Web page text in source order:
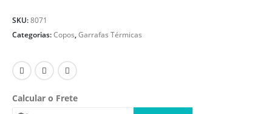
SKU:8071
Categorias:Copos,Garrafas Térmicas
Calcular o Frete